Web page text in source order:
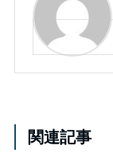
関連記事